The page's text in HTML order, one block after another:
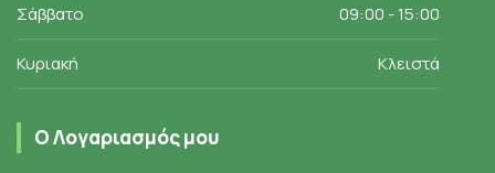
Σάββατο 09:00 - 15:00
Κυριακή Κλειστά
Ο Λογαριασμός μου